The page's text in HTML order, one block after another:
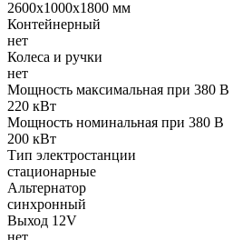
2600х1000х1800 мм
Контейнерный
нет
Колеса и ручки
нет
Мощность максимальная при 380 В
220 кВт
Мощность номинальная при 380 В
200 кВт
Тип электростанции
стационарные
Альтернатор
синхронный
Выход 12V
нет